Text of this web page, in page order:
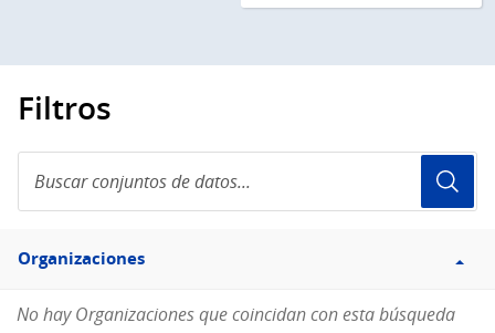
Filtros
conjuntos
de
Filtro
Organizaciones
Organizaciones
No hay Organizaciones que coincidan con esta búsqueda